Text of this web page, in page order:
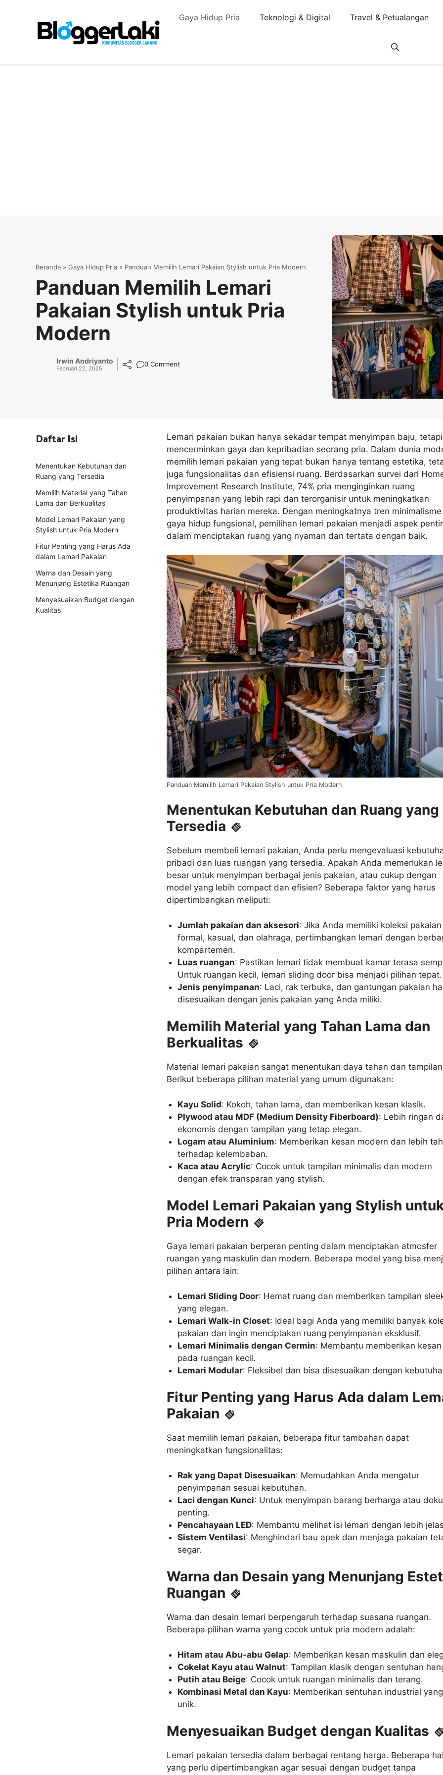
Gaya Hidup Pria Teknologi & Digital Travel & Petualangan
Beranda » Gaya Hidup Pria » Panduan Memilih Lemari Pakaian Stylish untuk Pria Modern
Panduan Memilih Lemari
Pakaian Stylish untuk Pria
Modern
Irwin Andriyanto
Februari 22, 2025
0 Comment
Lemari pakaian bukan hanya sekadar tempat menyimpan baju,
mencerminkan gaya dan kepribadian seorang pria. Dalam dunia
memilih lemari pakaian yang tepat bukan hanya tentang estetika,
juga fungsionalitas dan efisiensi ruang. Berdasarkan survei dari
Improvement Research Institute, 74% pria menginginkan ruang
penyimpanan yang lebih rapi dan terorganisir untuk meningkatkan
produktivitas harian mereka. Dengan meningkatnya tren
gaya hidup fungsional, pemilihan lemari pakaian menjadi aspek
dalam menciptakan ruang yang nyaman dan tertata dengan baik.
Panduan Memilih Lemari Pakaian Stylish untuk Pria Modern
Menentukan Kebutuhan dan Ruang yang
Tersedia
Sebelum membeli lemari pakaian, Anda perlu mengevaluasi
pribadi dan luas ruangan yang tersedia. Apakah Anda memerlukan
besar untuk menyimpan berbagai jenis pakaian, atau cukup dengan
model yang lebih compact dan efisien? Beberapa faktor yang harus
dipertimbangkan meliputi:
Jumlah pakaian dan aksesori: Jika Anda memiliki koleksi pakaian
formal, kasual, dan olahraga, pertimbangkan lemari dengan
kompartemen.
Luas ruangan: Pastikan lemari tidak membuat kamar terasa
Untuk ruangan kecil, lemari sliding door bisa menjadi pilihan tepat.
Jenis penyimpanan: Laci, rak terbuka, dan gantungan pakaian
disesuaikan dengan jenis pakaian yang Anda miliki.
Memilih Material yang Tahan Lama dan
Berkualitas
Material lemari pakaian sangat menentukan daya tahan dan
Berikut beberapa pilihan material yang umum digunakan:
Kayu Solid: Kokoh, tahan lama, dan memberikan kesan klasik.
Plywood atau MDF (Medium Density Fiberboard): Lebih ringan
ekonomis dengan tampilan yang tetap elegan.
Logam atau Aluminium: Memberikan kesan modern dan lebih
terhadap kelembaban.
Kaca atau Acrylic: Cocok untuk tampilan minimalis dan modern
dengan efek transparan yang stylish.
Model Lemari Pakaian yang Stylish
Pria Modern
Gaya lemari pakaian berperan penting dalam menciptakan atmosfer
ruangan yang maskulin dan modern. Beberapa model yang bisa
pilihan antara lain:
Lemari Sliding Door: Hemat ruang dan memberikan tampilan
yang elegan.
Lemari Walk-in Closet: Ideal bagi Anda yang memiliki banyak
pakaian dan ingin menciptakan ruang penyimpanan eksklusif.
Lemari Minimalis dengan Cermin: Membantu memberikan kesan
pada ruangan kecil.
Lemari Modular: Fleksibel dan bisa disesuaikan dengan
Fitur Penting yang Harus Ada dalam
Pakaian
Saat memilih lemari pakaian, beberapa fitur tambahan dapat
meningkatkan fungsionalitas:
Rak yang Dapat Disesuaikan: Memudahkan Anda mengatur
penyimpanan sesuai kebutuhan.
Laci dengan Kunci: Untuk menyimpan barang berharga atau
penting.
Pencahayaan LED: Membantu melihat isi lemari dengan lebih
Sistem Ventilasi: Menghindari bau apek dan menjaga pakaian
segar.
Warna dan Desain yang Menunjang
Ruangan
Warna dan desain lemari berpengaruh terhadap suasana ruangan.
Beberapa pilihan warna yang cocok untuk pria modern adalah:
Hitam atau Abu-abu Gelap: Memberikan kesan maskulin dan
Cokelat Kayu atau Walnut: Tampilan klasik dengan sentuhan
Putih atau Beige: Cocok untuk ruangan minimalis dan terang.
Kombinasi Metal dan Kayu: Memberikan sentuhan industrial yang
unik.
Menyesuaikan Budget dengan Kualitas
Lemari pakaian tersedia dalam berbagai rentang harga. Beberapa hal
yang perlu dipertimbangkan agar sesuai dengan budget tanpa
Daftar Isi
Menentukan Kebutuhan dan
Ruang yang Tersedia
Memilih Material yang Tahan
Lama dan Berkualitas
Model Lemari Pakaian yang
Stylish untuk Pria Modern
Fitur Penting yang Harus Ada
dalam Lemari Pakaian
Warna dan Desain yang
Menunjang Estetika Ruangan
Menyesuaikan Budget dengan
Kualitas